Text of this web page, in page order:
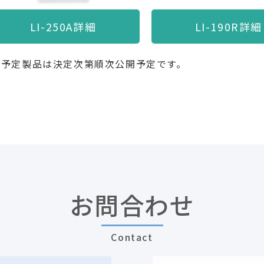
LI-250A詳細 LI-190R詳細
定製品は決定次第順次公開予定です。
お問合わせ
Contact